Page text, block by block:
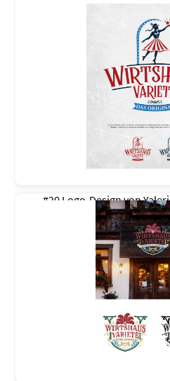
#20 Logo-Design vonYaleri